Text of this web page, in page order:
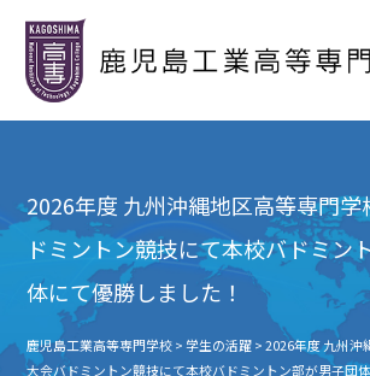
2026年度 九州沖縄地区高等専門学
ドミントン競技にて本校バドミン
体にて優勝しました！
鹿児島工業高等専門学校>学生の活躍>2026年度 九州沖
大会バドミントン競技にて本校バドミントン部が男子団